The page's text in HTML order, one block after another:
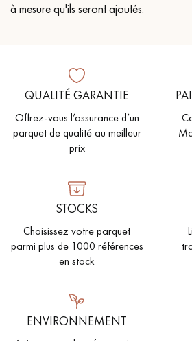
VOUS AVEZ UN
Nos experts sont à votre disposition
pas dans le choix et la pose
Un expert Décoplus
Demandez un rendez-vous
à mesure qu'ils seront ajoutés.
QUALITÉ GARANTIE
Offrez-vous l’assurance d’un
parquet de qualité au meilleur
prix
STOCKS
Choisissez votre parquet
parmi plus de 1000 références
en stock
ENVIRONNEMENT